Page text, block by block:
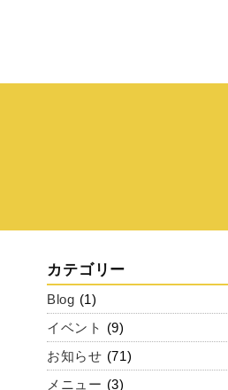
カテゴリー
Blog (1)
イベント (9)
お知らせ (71)
メニュー (3)